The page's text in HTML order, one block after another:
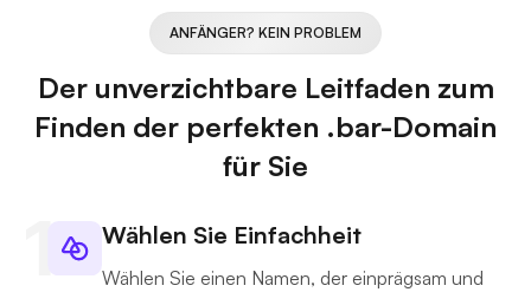
ANFÄNGER? KEIN PROBLEM
Der unverzichtbare Leitfaden zum
Finden der perfekten .bar-Domain
für Sie
Wählen Sie Einfachheit
Wählen Sie einen Namen, der einprägsam und